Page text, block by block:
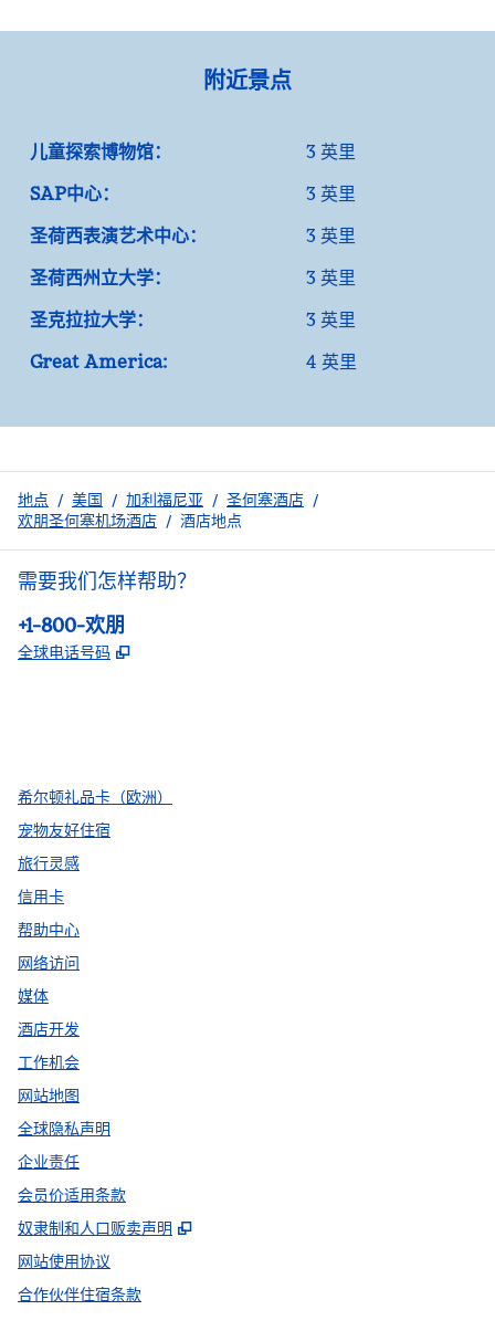
附近景点
儿童探索博物馆：
3 英里
SAP中心：
3 英里
圣荷西表演艺术中心：
3 英里
圣荷西州立大学：
3 英里
圣克拉拉大学：
3 英里
Great America:
4 英里
地点 / 美国 / 加利福尼亚 / 圣何塞酒店 /
欢朋圣何塞机场酒店 / 酒店地点
需要我们怎样帮助？
电话:
+1-800-欢朋
全球电话号码 ,
希尔顿礼品卡（欧洲）
宠物友好住宿
旅行灵感
信用卡
帮助中心
网络访问
媒体
酒店开发
工作机会
网站地图
全球隐私声明
企业责任
会员价适用条款
奴隶制和人口贩卖声明
,
网站使用协议
合作伙伴住宿条款